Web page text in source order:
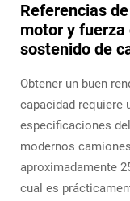
Referencias
motor y
sostenido de
Obtener un buen
capacidad requiere
especificaciones
modernos
aproximadamente
cual es